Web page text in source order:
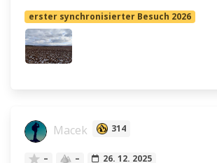
erster synchronisierter Besuch 2026
Macek 314
– – 26. 12. 2025